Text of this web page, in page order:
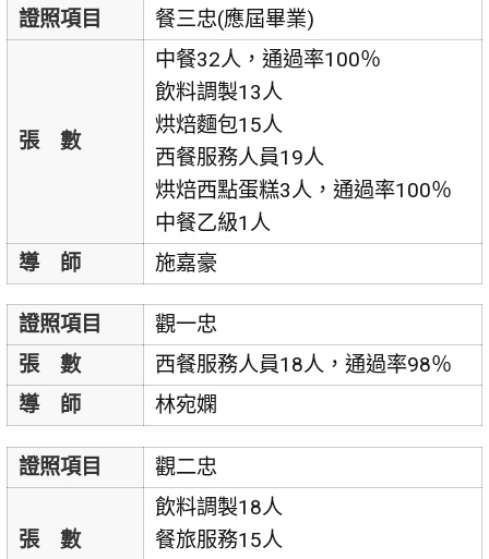
證照項目 餐三忠(應屆畢業)
張 數
中餐32人，通過率100％
飲料調製13人
烘焙麵包15人
西餐服務人員19人
烘焙西點蛋糕3人，通過率100％
中餐乙級1人
導 師
施嘉豪
證照項目
觀一忠
張 數
西餐服務人員18人，通過率98％
導 師
林宛嫻
證照項目 觀二忠
張 數
飲料調製18人
餐旅服務15人